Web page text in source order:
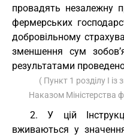
провадять незалежну
фермерських
добровільному
зменшення сум
результатами
( Пункт 1 розділу I із
Наказом Міністерства
2. У цій
вживаються у